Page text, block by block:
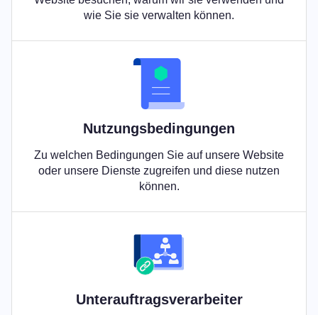
wie Sie sie verwalten können.
Nutzungsbedingungen
Zu welchen Bedingungen Sie auf unsere Website
oder unsere Dienste zugreifen und diese nutzen
können.
Unterauftragsverarbeiter